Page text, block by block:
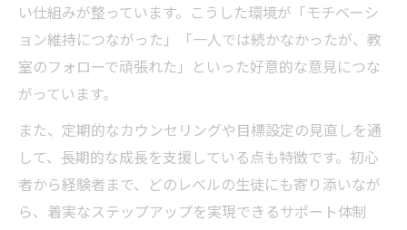
い仕組みが整っています。こうした環境が「モチベーシ
ョン維持につながった」「一人では続かなかったが、教
室のフォローで頑張れた」といった好意的な意見につな
がっています。
また、定期的なカウンセリングや目標設定の見直しを通
して、長期的な成長を支援している点も特徴です。初心
者から経験者まで、どのレベルの生徒にも寄り添いなが
ら、着実なステップアップを実現できるサポート体制